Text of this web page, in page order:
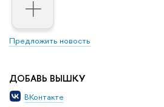
Предложить новость
ДОБАВЬ ВЫШКУ
ВКонтакте